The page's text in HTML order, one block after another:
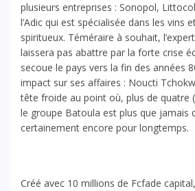
plusieurs entreprises : Sonopol,
l’Adic qui est spécialisée dans les vins
spiritueux. Téméraire à souhait,
laissera pas abattre par la forte crise
secoue le pays vers la fin des années
impact sur ses affaires : Noucti
tête froide au point où, plus de quatre
le groupe Batoula est plus que jamais
certainement encore pour longtemps.
Créé avec 10 millions de Fcfade